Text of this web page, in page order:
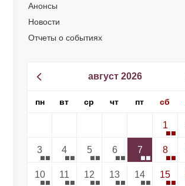
Анонсы
Новости
Отчеты о событиях
август 2026
пн вт ср чт пт сб
1
3 4 5 6 7 8
10 11 12 13 14 15